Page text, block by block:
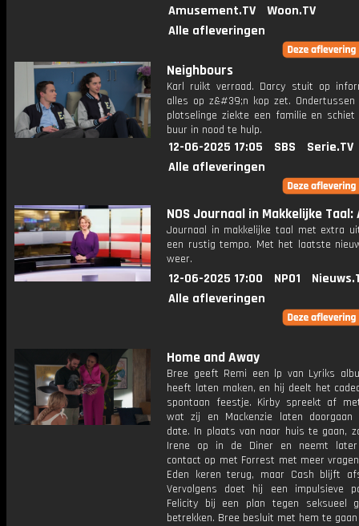
Amusement.TV
Woon.TV
Alle afleveringen
Neighbours
Karl ruikt verraad. Darcy stuit op
alles op z&#39;n kop zet.
plotselinge ziekte een familie en schiet
buur in nood te hulp.
12-06-2025 17:05 SBS
Serie.TV
Alle afleveringen
NOS Journaal in Makkelijke Taal:
Journaal in makkelijke taal met extra
een rustig tempo. Met het laatste
weer.
12-06-2025 17:00 NPO1
Alle afleveringen
Home and Away
Bree geeft Remi een lp van Lyriks
heeft laten maken, en hij deelt het
spontaan feestje. Kirby spreekt af
wat zij en Mackenzie laten doorgaan
date. In plaats van naar huis te gaan,
Irene op in de Diner en neemt later
contact op met Forrest met meer
Eden keren terug, maar Cash blijft
Vervolgens doet hij een impulsieve
Felicity bij een plan tegen seksueel
betrekken. Bree besluit met hem te